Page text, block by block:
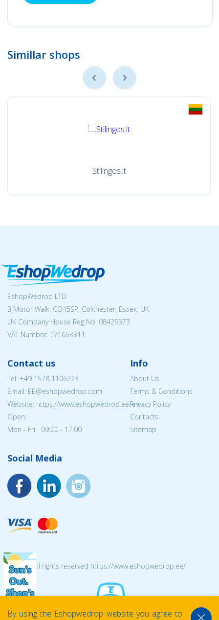
Simillar shops
Stilingos.lt
EshopWedrop LTD
3 Motor Walk, CO45SP, Colchester, Essex, UK
UK Company House Reg No: 08429573
VAT Number: 171653311
Contact us
Tel: +49 1578 1106223
Email: EE@eshopwedrop.com
Website: https://www.eshopwedrop.ee/en
Open:
Mon - Fri 09:00 - 17:00
Info
About Us
Terms & Conditions
Privacy Policy
Contacts
Sitemap
Social Media
© 2026 All rights reserved https://www.eshopwedrop.ee/
By using the Eshopwedrop website you agree to